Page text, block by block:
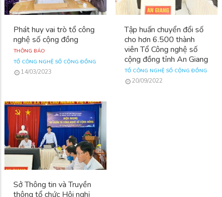
Phát huy vai trò tổ công
nghệ số cộng đồng
THÔNG BÁO
TỔ CÔNG NGHỆ SỐ CỘNG ĐỒNG
14/03/2023
Tập huấn chuyển đổi số
cho hơn 6.500 thành
viên Tổ Công nghệ số
cộng đồng tỉnh An Giang
TỔ CÔNG NGHỆ SỐ CỘNG ĐỒNG
20/09/2022
Sở Thông tin và Truyền
thông tổ chức Hội nghị